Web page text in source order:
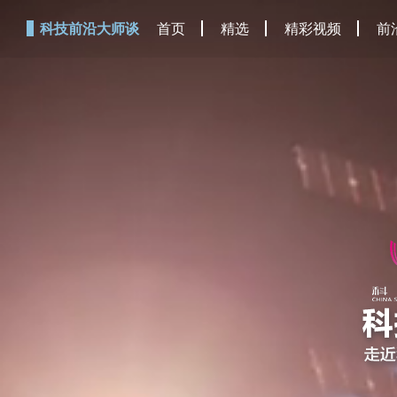
科技前沿大师谈 首页 精选 精彩视频 前